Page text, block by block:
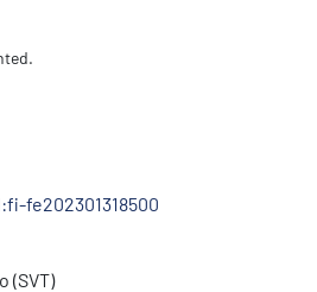
fe202301318500
(SVT)